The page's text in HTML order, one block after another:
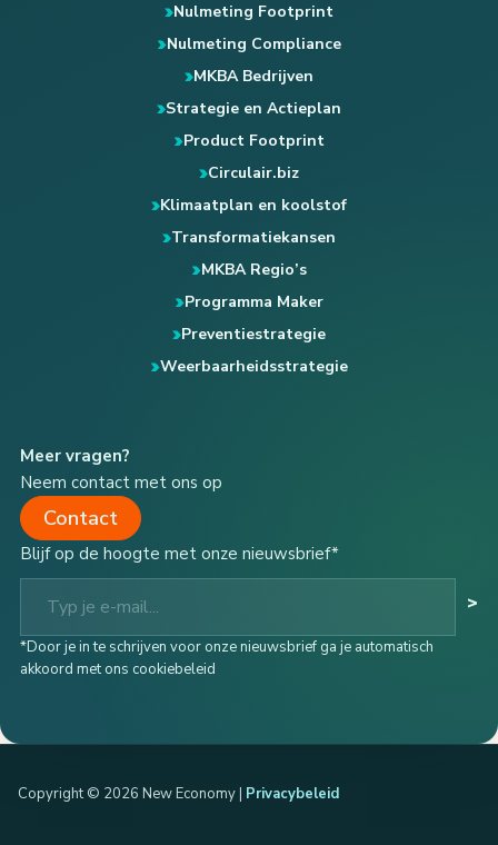
Nulmeting Footprint
Nulmeting Compliance
MKBA Bedrijven
Strategie en Actieplan
Product Footprint
Circulair.biz
Klimaatplan en koolstof
Transformatiekansen
MKBA Regio’s
Programma Maker
Preventiestrategie
Weerbaarheidsstrategie
Meer vragen?
Neem contact met ons op
Contact
Blijf op de hoogte met onze nieuwsbrief*
Typ je e-mail...
>
*Door je in te schrijven voor onze nieuwsbrief ga je automatisch
akkoord met ons cookiebeleid
Copyright © 2026 New Economy | Privacybeleid